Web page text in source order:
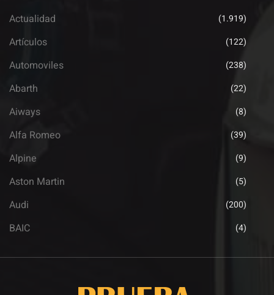
Actualidad (1.919)
Artículos (122)
Automoviles (238)
Abarth (22)
Aiways (8)
Alfa Romeo (39)
Alpine (9)
Aston Martin (5)
Audi (200)
BAIC (4)